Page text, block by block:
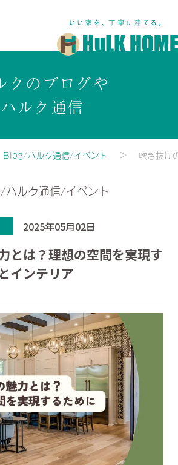
クのブログや
ハルク通信
Blog/ハルク通信/イベント 吹き抜け
ルク通信/イベント
2025年05月02日
とは？理想の空間を実現す
インテリア